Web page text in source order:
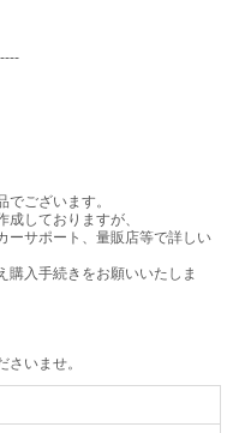
ございます。
しておりますが、
ーサポート、量販店等で詳しい
購入手続きをお願いいたしま
いませ。